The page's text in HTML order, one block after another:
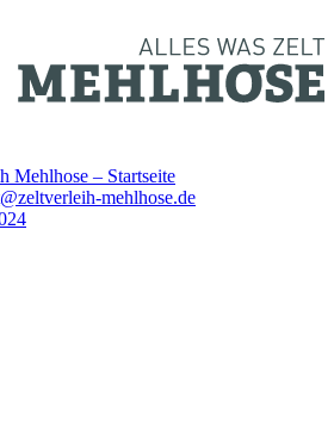
Mehlhose – Startseite
mehlhose.de